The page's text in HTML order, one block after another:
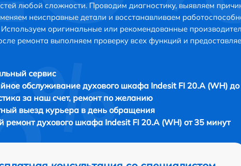
любой сложности. Проводим диагностику, выявляем
неисправные детали и восстанавливаем
Используем оригинальные или рекомендованные
ремонта выполняем проверку всех функций и
сервис
обслуживание духового шкафа Indesit FI 20.A (WH) до
за наш счет, ремонт по желанию
выезд курьера в день обращения
ремонтдухового шкафа Indesit FI 20.A (WH) от 35 минут